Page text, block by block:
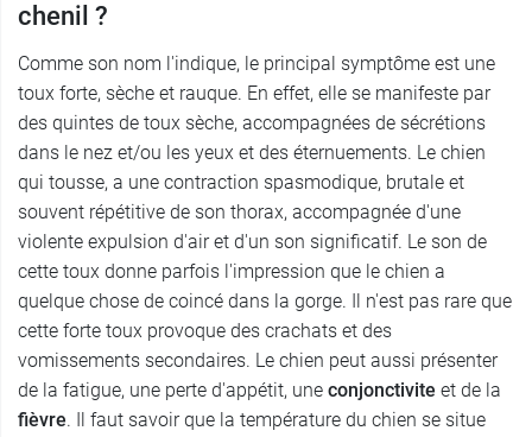
chenil ?
Comme son nom l'indique, le principal symptôme est une
toux forte, sèche et rauque. En effet, elle se manifeste par
des quintes de toux sèche, accompagnées de sécrétions
dans le nez et/ou les yeux et des éternuements. Le chien
qui tousse, a une contraction spasmodique, brutale et
souvent répétitive de son thorax, accompagnée d'une
violente expulsion d'air et d'un son significatif. Le son de
cette toux donne parfois l'impression que le chien a
quelque chose de coincé dans la gorge. Il n'est pas rare que
cette forte toux provoque des crachats et des
vomissements secondaires. Le chien peut aussi présenter
de la fatigue, une perte d'appétit, une conjonctivite et de la
fièvre. Il faut savoir que la température du chien se situe